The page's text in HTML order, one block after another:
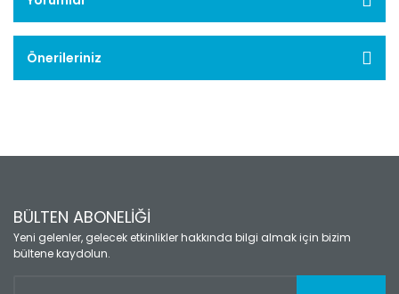
Önerileriniz
BÜLTEN ABONELİĞİ
Yeni gelenler, gelecek etkinlikler hakkında bilgi almak için bizim
bültene kaydolun.